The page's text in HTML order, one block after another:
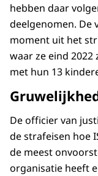
hebben daar
deelgenomen. De
moment uit het
waar ze eind
met hun 13
De officier van
de strafeisen hoe
de meest
organisatie heeft